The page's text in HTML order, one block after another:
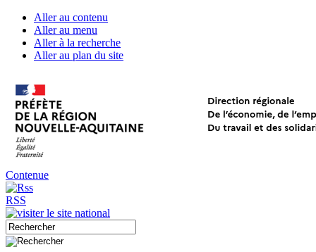
Aller au contenu
Aller au menu
Aller à la recherche
Aller au plan du site
Contenue
RSS